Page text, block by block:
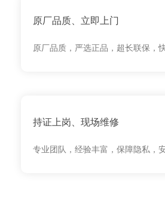
原厂品质、立即上门
原厂品质，严选正品，超长联保，
持证上岗、现场维修
专业团队，经验丰富，保障隐私，